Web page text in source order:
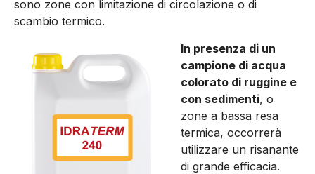
sono zone con limitazione di circolazione o di
scambio ter­mico.
In presenza di un
campio­ne di acqua
colorato di ruggine e
con sedimenti, o
zone a bassa resa
termica, occorrerà
utilizza­re un risanante
di grande effica­cia.